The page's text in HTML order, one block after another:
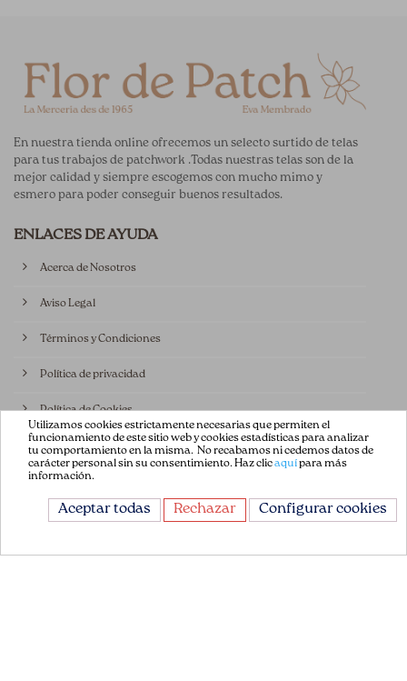
En nuestra tienda online ofrecemos un selecto surtido de telas
para tus trabajos de patchwork .Todas nuestras telas son de la
mejor calidad y siempre escogemos con mucho mimo y
esmero para poder conseguir buenos resultados.
ENLACES DE AYUDA
Acerca de Nosotros
Aviso Legal
Términos y Condiciones
Política de privacidad
Política de Cookies
Contáctenos
CONTÁCTANOS
Utilizamos cookies estrictamente necesarias que permiten el
funcionamiento de este sitio web y cookies estadísticas para analizar
tu comportamiento en la misma. No recabamos ni cedemos datos de
carácter personal sin su consentimiento. Haz clicaquípara más
información.
Aceptar todas Rechazar Configurar cookies